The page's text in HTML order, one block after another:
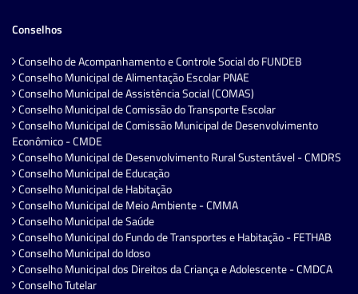
Conselhos
Conselho de Acompanhamento e Controle Social do FUNDEB
Conselho Municipal de Alimentação Escolar PNAE
Conselho Municipal de Assistência Social (COMAS)
Conselho Municipal de Comissão do Transporte Escolar
Conselho Municipal de Comissão Municipal de Desenvolvimento
Econômico - CMDE
Conselho Municipal de Desenvolvimento Rural Sustentável - CMDRS
Conselho Municipal de Educação
Conselho Municipal de Habitação
Conselho Municipal de Meio Ambiente - CMMA
Conselho Municipal de Saúde
Conselho Municipal do Fundo de Transportes e Habitação - FETHAB
Conselho Municipal do Idoso
Conselho Municipal dos Direitos da Criança e Adolescente - CMDCA
Conselho Tutelar